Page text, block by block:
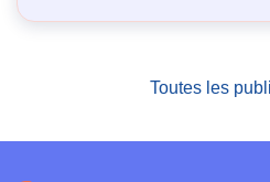
Toutes les